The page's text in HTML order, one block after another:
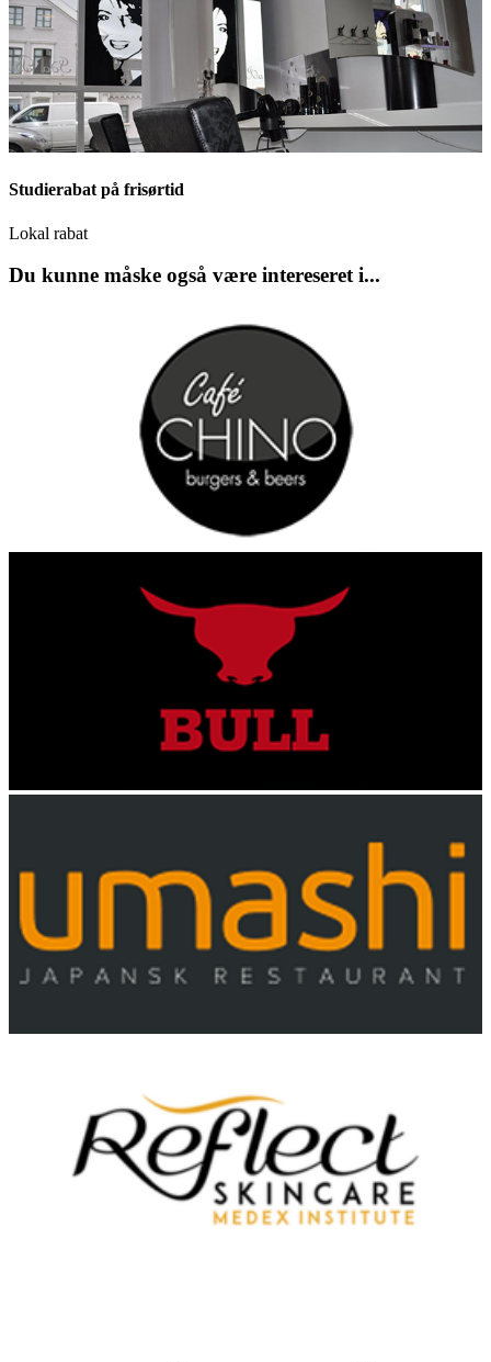
Studierabat på frisørtid
Lokal rabat
Du kunne måske også være intereseret i...